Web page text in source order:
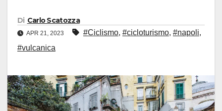
Di Carlo Scatozza
APR 21, 2023 #Ciclismo, #cicloturismo, #napoli,
#vulcanica